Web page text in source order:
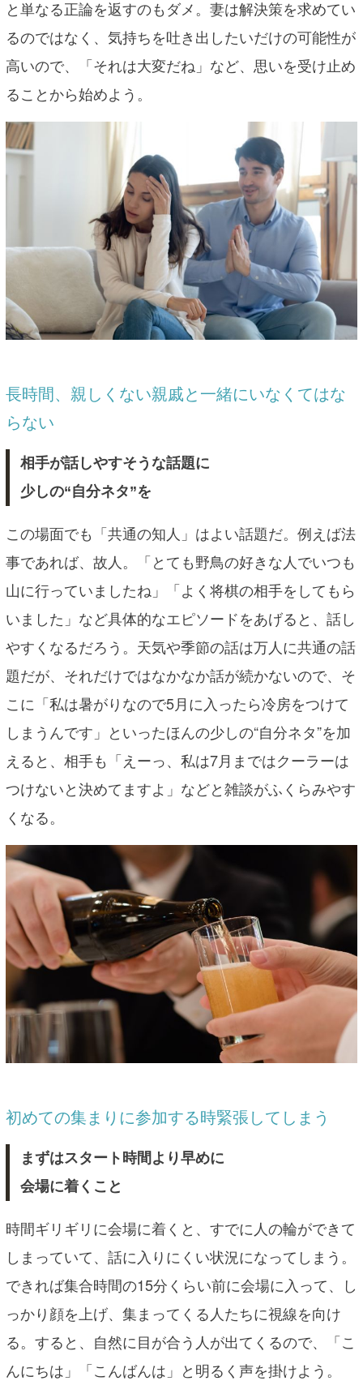
と単なる正論を返すのもダメ。妻は解決策を求めてい
るのではなく、気持ちを吐き出したいだけの可能性が
高いので、「それは大変だね」など、思いを受け止め
ることから始めよう。
長時間、親しくない親戚と一緒にいなくてはな
らない
相手が話しやすそうな話題に
少しの“自分ネタ”を
この場面でも「共通の知人」はよい話題だ。例えば法
事であれば、故人。「とても野鳥の好きな人でいつも
山に行っていましたね」「よく将棋の相手をしてもら
いました」など具体的なエピソードをあげると、話し
やすくなるだろう。天気や季節の話は万人に共通の話
題だが、それだけではなかなか話が続かないので、そ
こに「私は暑がりなので5月に入ったら冷房をつけて
しまうんです」といったほんの少しの“自分ネタ”を加
えると、相手も「えーっ、私は7月まではクーラーは
つけないと決めてますよ」などと雑談がふくらみやす
くなる。
初めての集まりに参加する時緊張してしまう
まずはスタート時間より早めに
会場に着くこと
時間ギリギリに会場に着くと、すでに人の輪ができて
しまっていて、話に入りにくい状況になってしまう。
できれば集合時間の15分くらい前に会場に入って、し
っかり顔を上げ、集まってくる人たちに視線を向け
る。すると、自然に目が合う人が出てくるので、「こ
んにちは」「こんばんは」と明るく声を掛けよう。